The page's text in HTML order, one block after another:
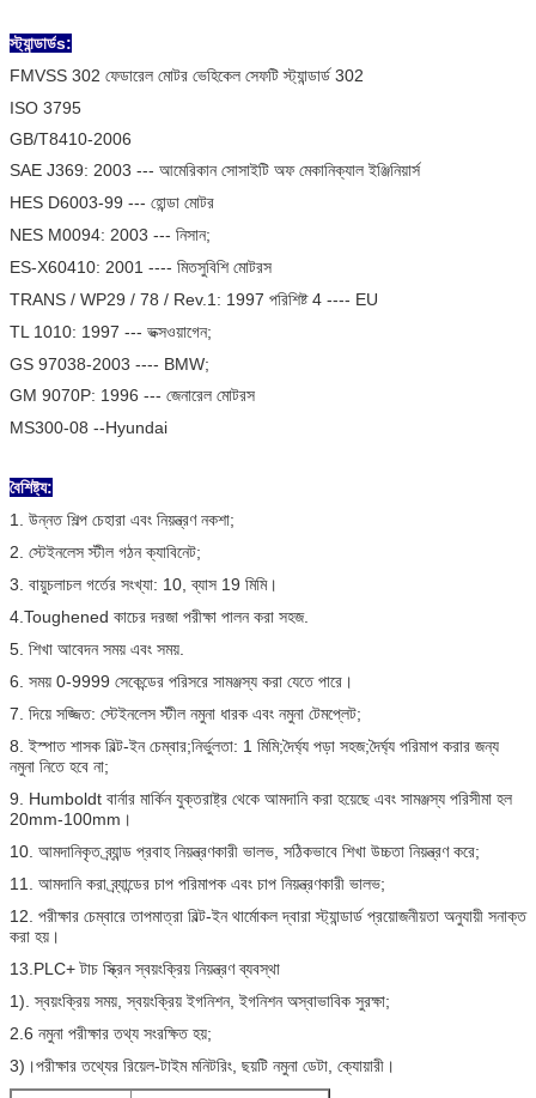
স্ট্যান্ডার্ডs:
FMVSS 302 ফেডারেল মোটর ভেহিকেল সেফটি স্ট্যান্ডার্ড 302
ISO 3795
GB/T8410-2006
SAE J369: 2003 --- আমেরিকান সোসাইটি অফ মেকানিক্যাল ইঞ্জিনিয়ার্স
HES D6003-99 --- হোন্ডা মোটর
NES M0094: 2003 --- নিসান;
ES-X60410: 2001 ---- মিতসুবিশি মোটরস
TRANS / WP29 / 78 / Rev.1: 1997 পরিশিষ্ট 4 ---- EU
TL 1010: 1997 --- ভক্সওয়াগেন;
GS 97038-2003 ---- BMW;
GM 9070P: 1996 --- জেনারেল মোটরস
MS300-08 --Hyundai
বৈশিষ্ট্য:
1. উন্নত শিল্প চেহারা এবং নিয়ন্ত্রণ নকশা;
2. স্টেইনলেস স্টীল গঠন ক্যাবিনেট;
3. বায়ুচলাচল গর্তের সংখ্যা: 10, ব্যাস 19 মিমি।
4.Toughened কাচের দরজা পরীক্ষা পালন করা সহজ.
5. শিখা আবেদন সময় এবং সময়.
6. সময় 0-9999 সেকেন্ডের পরিসরে সামঞ্জস্য করা যেতে পারে।
7. দিয়ে সজ্জিত: স্টেইনলেস স্টীল নমুনা ধারক এবং নমুনা টেমপ্লেট;
8. ইস্পাত শাসক বিল্ট-ইন চেম্বার;নির্ভুলতা: 1 মিমি;দৈর্ঘ্য পড়া সহজ;দৈর্ঘ্য পরিমাপ করার জন্য
নমুনা নিতে হবে না;
9. Humboldt বার্নার মার্কিন যুক্তরাষ্ট্র থেকে আমদানি করা হয়েছে এবং সামঞ্জস্য পরিসীমা হল
20mm-100mm।
10. আমদানিকৃত ব্র্যান্ড প্রবাহ নিয়ন্ত্রণকারী ভালভ, সঠিকভাবে শিখা উচ্চতা নিয়ন্ত্রণ করে;
11. আমদানি করা ব্র্যান্ডের চাপ পরিমাপক এবং চাপ নিয়ন্ত্রণকারী ভালভ;
12. পরীক্ষার চেম্বারে তাপমাত্রা বিল্ট-ইন থার্মোকল দ্বারা স্ট্যান্ডার্ড প্রয়োজনীয়তা অনুযায়ী সনাক্ত
করা হয়।
13.PLC+ টাচ স্ক্রিন স্বয়ংক্রিয় নিয়ন্ত্রণ ব্যবস্থা
1). স্বয়ংক্রিয় সময়, স্বয়ংক্রিয় ইগনিশন, ইগনিশন অস্বাভাবিক সুরক্ষা;
2.6 নমুনা পরীক্ষার তথ্য সংরক্ষিত হয়;
3)।পরীক্ষার তথ্যের রিয়েল-টাইম মনিটরিং, ছয়টি নমুনা ডেটা, ক্যোয়ারী।